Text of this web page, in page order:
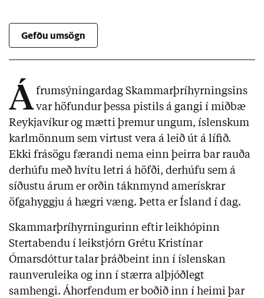
Gefðu umsögn
Áfrumsýningardag Skammarþríhyrningsins
var höfundur þessa pistils á gangi í miðbæ
Reykjavíkur og mætti þremur ungum, íslenskum
karlmönnum sem virtust vera á leið út á lífið.
Ekki frásögu færandi nema einn þeirra bar rauða
derhúfu með hvítu letri á höfði, derhúfu sem á
síðustu árum er orðin táknmynd amerískrar
öfgahyggju á hægri væng. Þetta er Ísland í dag.
Skammarþríhyrningurinn eftir leikhópinn
Stertabendu í leikstjórn Grétu Kristínar
Ómarsdóttur talar þráðbeint inn í íslenskan
raunveruleika og inn í stærra alþjóðlegt
samhengi. Áhorfendum er boðið inn í heimi þar